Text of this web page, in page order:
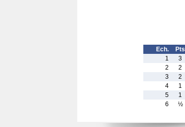
Ech. Pts
1
3
2
2
3
2
4
1
5
1
6
½